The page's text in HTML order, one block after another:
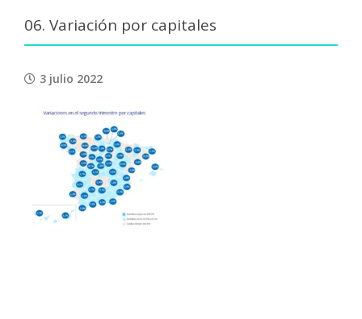
06. Variación por capitales
3 julio 2022